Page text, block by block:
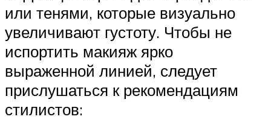
или тенями, которые визуально
увеличивают густоту. Чтобы не
испортить макияж ярко
выраженной линией, следует
прислушаться к рекомендациям
стилистов: